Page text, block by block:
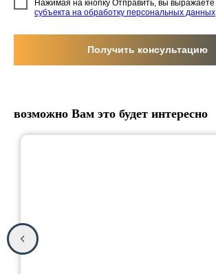
Нажимая на кнопку Отправить, вы выражаете
субъекта на обработку персональных данных
Получить консультацию
возможно Вам это будет интересно